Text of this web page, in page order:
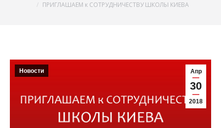
ПРИГЛАШАЕМ к СОТРУДНИЧЕСТВУ ШКОЛЫ КИЕВА
Апр
30
2018
Новости